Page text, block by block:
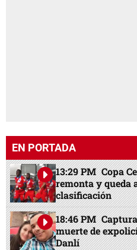
EN PORTADA
13:29 PM Copa
remonta y queda
clasificación
18:46 PM
muerte de
Danlí